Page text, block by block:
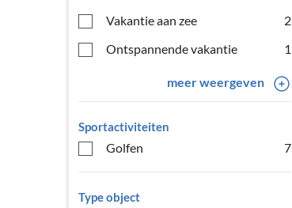
Vakantie aan zee
2
Ontspannende vakantie
1
meer weergeven
Sportactiviteiten
Golfen 7
Type object